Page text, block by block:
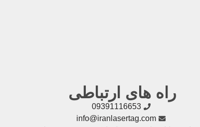
راه های ارتباطی
09391116653
info@iranlasertag.com